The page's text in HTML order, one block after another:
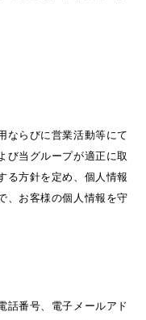
ならびに営業活動等にて
び当グループが適正に取
る方針を定め、個人情報
、お客様の個人情報を守
話番号、電子メールアド